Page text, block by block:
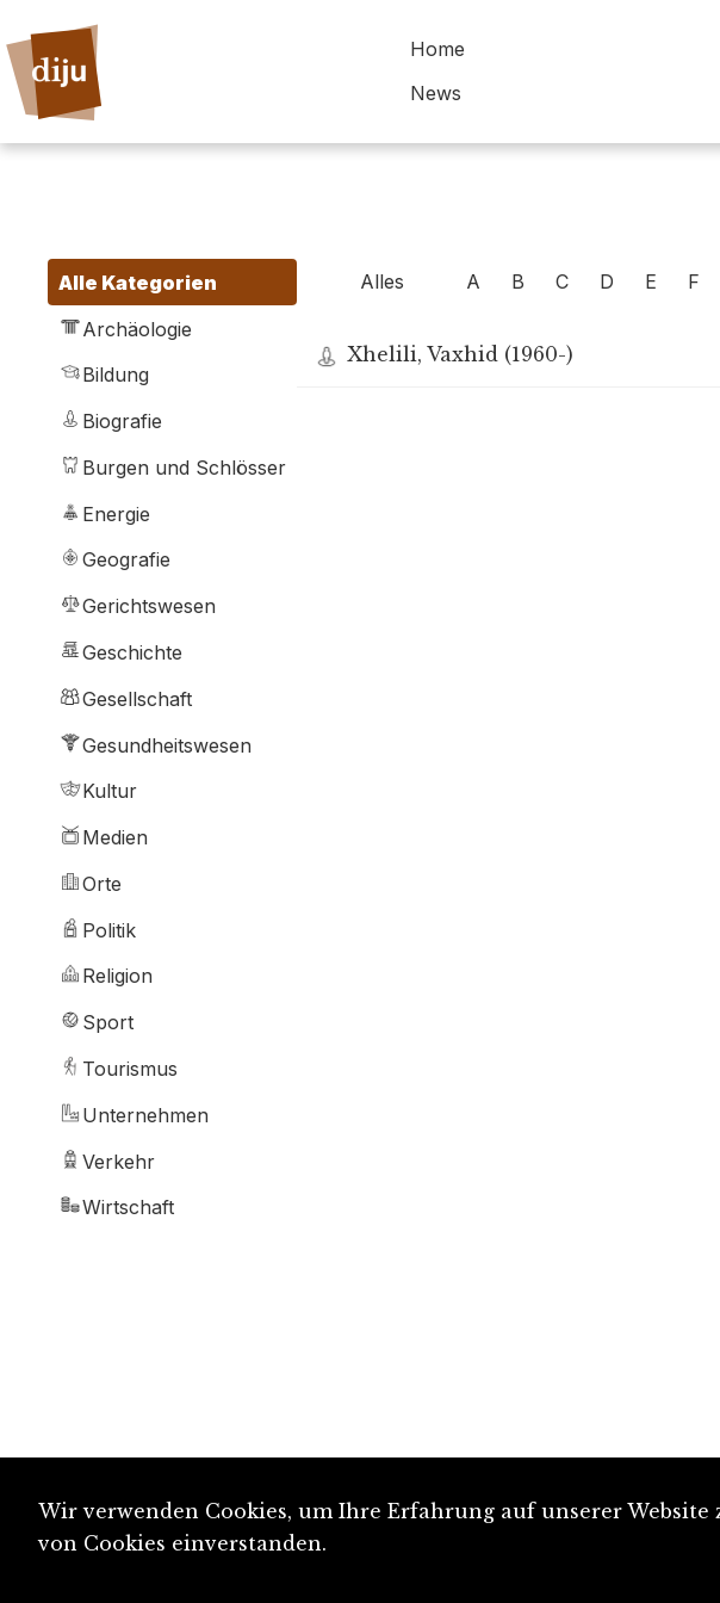
Home
News
Alle Kategorien
Archäologie
Bildung
Biografie
Burgen und Schlösser
Energie
Geografie
Gerichtswesen
Geschichte
Gesellschaft
Gesundheitswesen
Kultur
Medien
Orte
Politik
Religion
Sport
Tourismus
Unternehmen
Verkehr
Wirtschaft
Alles A B C D E F
Xhelili, Vaxhid (1960-)
Wir verwenden Cookies, um Ihre Erfahrung auf unserer
von Cookies einverstanden.